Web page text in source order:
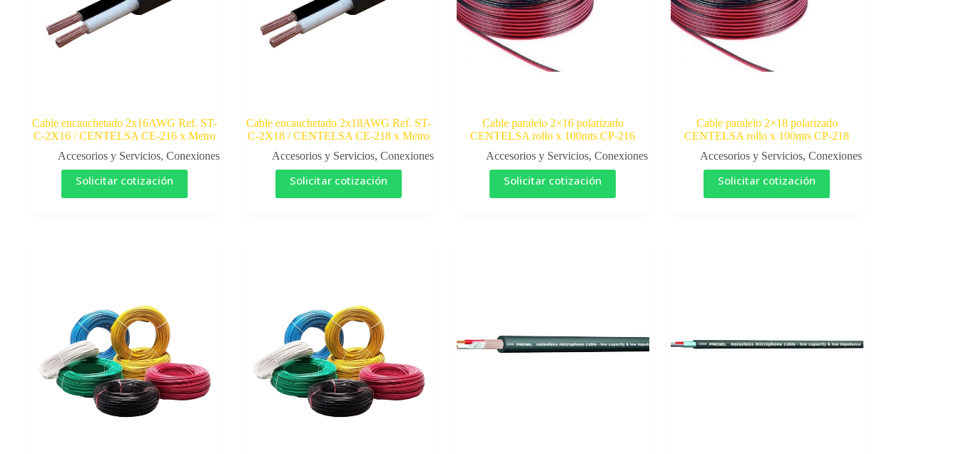
Cable encauchetado 2x16AWG Ref. ST-
C-2X16 / CENTELSA CE-216 x Metro
Accesorios y Servicios,Conexiones
Solicitar cotización
Cable encauchetado 2x18AWG Ref. ST-
C-2X18 / CENTELSA CE-218 x Metro
Accesorios y Servicios,Conexiones
Solicitar cotización
Cable paralelo 2×16 polarizado
CENTELSA rollo x 100mts CP-216
Accesorios y Servicios,Conexiones
Solicitar cotización
Cable paralelo 2×18 polarizado
CENTELSA rollo x 100mts CP-218
Accesorios y Servicios,Conexiones
Solicitar cotización